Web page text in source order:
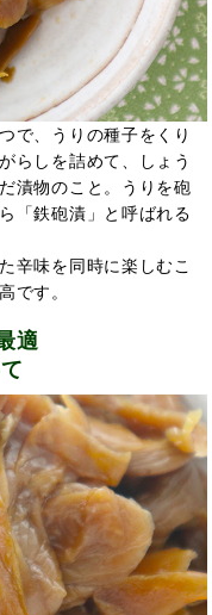
で、うりの種子をくり
らしを詰めて、しょう
漬物のこと。うりを砲
「鉄砲漬」と呼ばれる
辛味を同時に楽しむこ
です。
適